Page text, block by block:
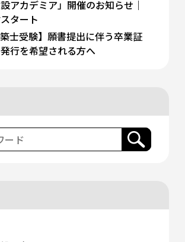
設アカデミア」開催のお知らせ｜
タート
築士受験】願書提出に伴う卒業証
行を希望される方へ